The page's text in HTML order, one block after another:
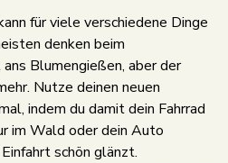
für viele verschiedene Dinge
denken beim
Blumengießen, aber der
Nutze deinen neuen
indem du damit dein Fahrrad
im Wald oder dein Auto
schön glänzt.